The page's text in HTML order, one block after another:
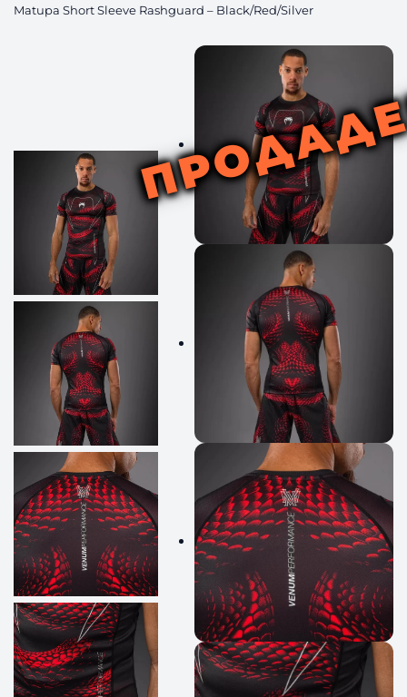
Matupa Short Sleeve Rashguard – Black/Red/Silver